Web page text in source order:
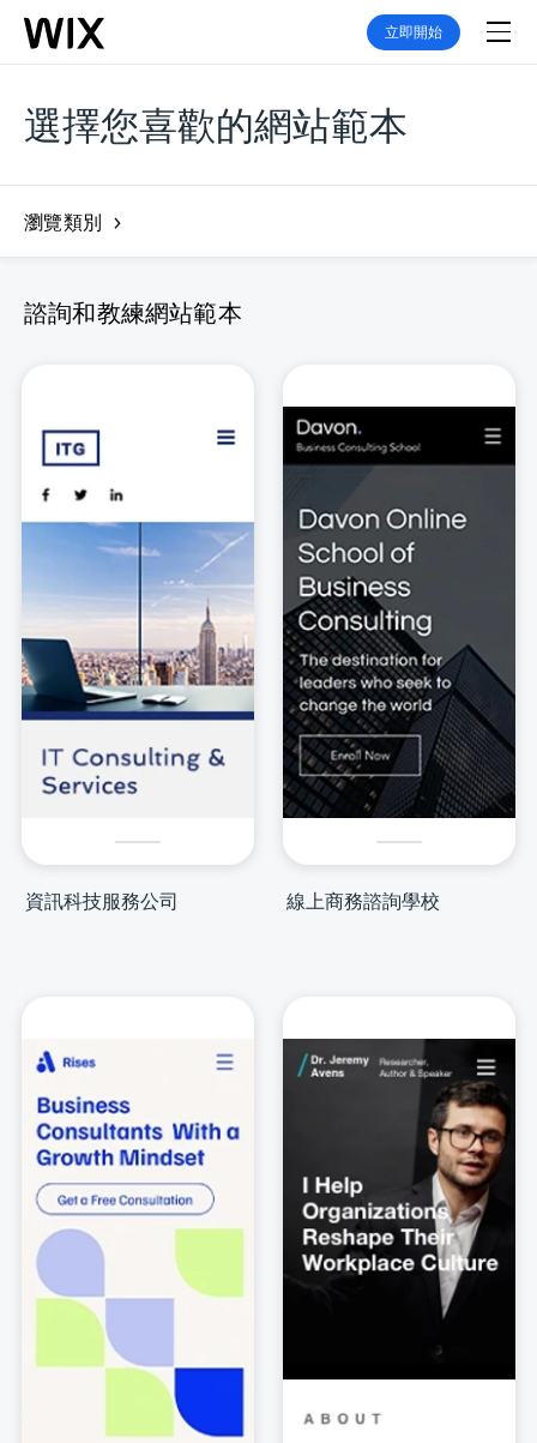
立即開始
選擇您喜歡的網站範本
瀏覽類別
諮詢和教練網站範本
資訊科技服務公司 線上商務諮詢學校